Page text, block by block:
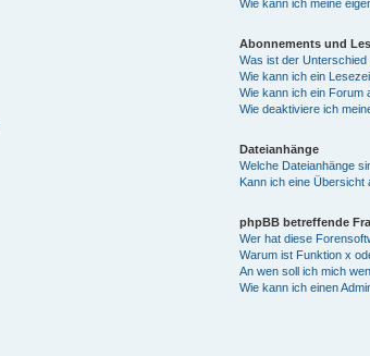
Wie kann ich meine
Abonnements und
Was ist der
Wie kann ich ein
Wie kann ich ein Forum
Wie deaktiviere ich
Dateianhänge
Welche Dateianhänge
Kann ich eine Übersicht
phpBB betreffende
Wer hat diese
Warum ist Funktion x
An wen soll ich mich
Wie kann ich einen